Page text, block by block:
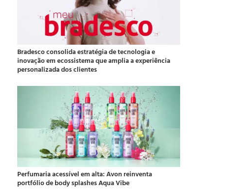
Bradesco consolida estratégia de tecnologia e
inovação em ecossistema que amplia a experiência
personalizada dos clientes
Perfumaria acessível em alta: Avon reinventa
portfólio de body splashes Aqua Vibe